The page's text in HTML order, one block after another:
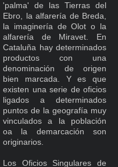
'palma' de las Tierras del
Ebro, la alfarería de Breda,
la imaginería de Olot o la
alfarería de Miravet. En
Cataluña hay determinados
productos con una
denominación de origen
bien marcada. Y es que
existen una serie de oficios
ligados a determinados
puntos de la geografía muy
vinculados a la población
oa la demarcación son
originarios.
Los Oficios Singulares de